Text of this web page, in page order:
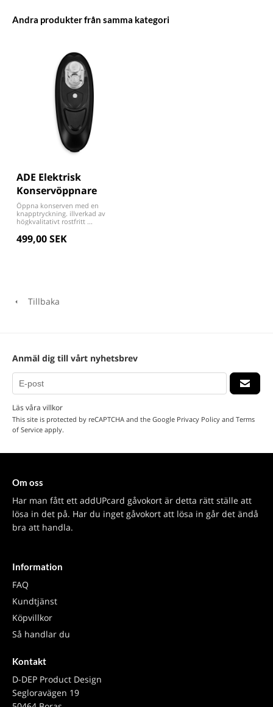
Andra produkter från samma kategori
ADE Elektrisk
Konservöppnare
Öppna konserven med en
knapptryckning. illverkad av
högkvalitativt rostfritt ...
499,00 SEK
Tillbaka
Anmäl dig till vårt nyhetsbrev
Läs våra villkor
This site is protected by reCAPTCHA and the Google Privacy Policy and Terms
of Service apply.
Om oss
Har man fått ett addUPcard gåvokort är detta rätt ställe att
lösa in det på. Har du inget gåvokort att lösa in går det ändå
bra att handla.
Information
FAQ
Kundtjänst
Köpvillkor
Så handlar du
Kontakt
D-DEP Product Design
Segloravägen 19